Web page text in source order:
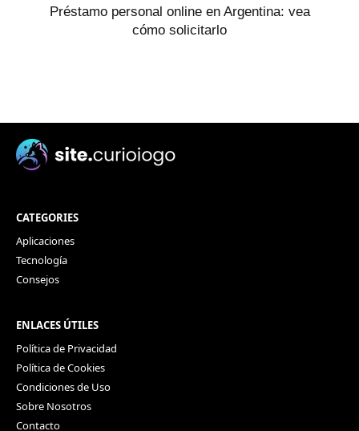
Préstamo personal online en Argentina: vea
cómo solicitarlo
CATEGORIES
Aplicaciones
Tecnología
Consejos
ENLACES ÚTILES
Política de Privacidad
Política de Cookies
Condiciones de Uso
Sobre Nosotros
Contacto